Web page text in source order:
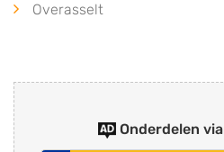
Overasselt
Onderdelen via